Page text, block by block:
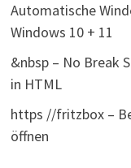
Automatische
Windows 10 + 11
&nbsp – No Break
in HTML
https //fritzbox –
öffnen